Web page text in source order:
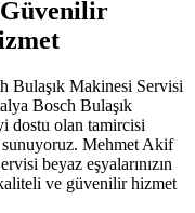
Güvenilir
Bulaşık Makinesi Servisi
Bosch Bulaşık
dostu olan tamircisi
Mehmet Akif
beyaz eşyalarınızın
ve güvenilir hizmet